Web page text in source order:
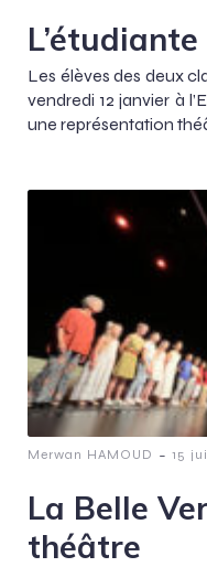
Les élèves des deux
vendredi 12 janvier à
une représentation
Merwan HAMOUD - 15
La Belle
théâtre